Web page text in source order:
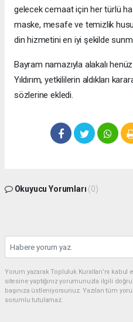
gelecek cemaat için her türlü
maske, mesafe ve temizlik
din hizmetini en iyi şekilde
Bayram namazıyla alakalı
Yıldırım, yetkililerin aldıkları
sözlerine ekledi.
Okuyucu Yorumları (0)
Yorum yazarak Topluluk Kuralları’nı
sitesine yaptığınız yorumunuzla ilgili
başınıza üstleniyorsunuz. Yazılan tüm
sorumlu tutulamaz.